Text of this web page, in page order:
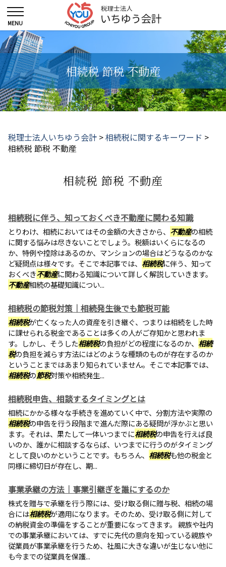
相続税 節税 不動産
税理士法人いちゆう会計 >相続税に関するキーワード >
相続税 節税 不動産
相続税 節税 不動産
相続税に伴う、知っておくべき不動産に関わる知識
とりわけ、相続においてはその金額の大きさから、 不動産の相続
に関する悩みは尽きないことでしょう。税額はいくらになるの
か、特例や控除はあるのか、マンションの場合はどうなるのかな
ど疑問点は様々です。そこで本記事では、 相続税に伴う、知って
おくべき不動産に関わる知識について詳しく解説していきます。
不動産相続の基礎知識につい...
相続税の節税対策｜相続発生後でも節税可能
相続税が亡くなった人の資産を引き継ぐ、つまりは相続をした時
に課せられる税金であることは多くの人がご存知かと思われま
す。しかし、そうした相続税の負担がどの程度になるのか、 相続
税の負担を減らす方法にはどのような種類のものが存在するのか
ということまではあまり知られていません。そこで本記事では、
相続税の節税対策や相続発生...
相続税申告、相談するタイミングとは
相続にかかる様々な手続きを進めていく中で、分割方法や実際の
相続税の申告を行う段階まで進んだ際にある疑問が浮かぶと思い
ます。それは、果たして一体いつまでに相続税の申告を行えば良
いのか、誰かに相談するならば、いつまでに行うのがタイミング
として良いのかということです。もちろん、 相続税も他の税金と
同様に締切日が存在し、期...
事業承継の方法｜事業引継ぎを誰にするのか
株式を贈与で承継を行う際には、受け取る側に贈与税、相続の場
合には相続税が適用になります。そのため、受け取る側に対して
の納税資金の準備をすることが重要になってきます。 親族や社内
での事業承継においては、すでに先代の意向を知っている親族や
従業員が事業承継を行うため、社風に大きな違いが生じない他に
も今までの従業員を保護...